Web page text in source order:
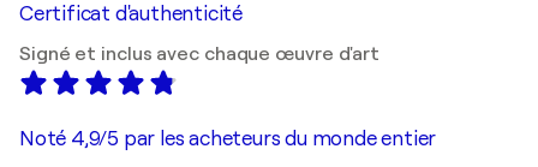
Certificat d'authenticité
Signé et inclus avec chaque œuvre d'art
Noté 4,9/5 par les acheteurs du monde entier